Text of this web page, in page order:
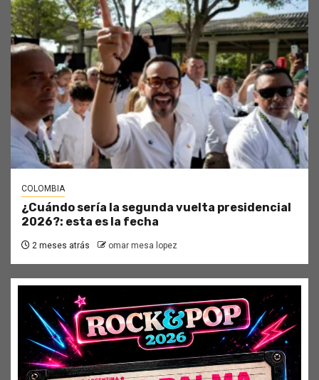
COLOMBIA
¿Cuándo sería la segunda vuelta presidencial
2026?: esta es la fecha
2 meses atrás omar mesa lopez